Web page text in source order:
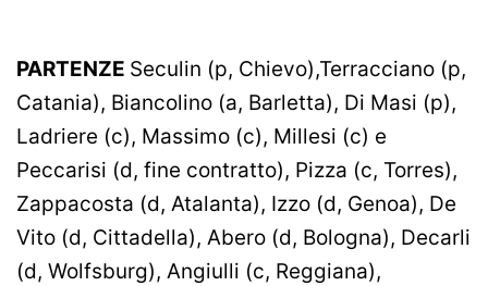
PARTENZE Seculin (p, Chievo),Terracciano (p,
Catania), Biancolino (a, Barletta), Di Masi (p),
Ladriere (c), Massimo (c), Millesi (c) e
Peccarisi (d, fine contratto), Pizza (c, Torres),
Zappacosta (d, Atalanta), Izzo (d, Genoa), De
Vito (d, Cittadella), Abero (d, Bologna), Decarli
(d, Wolfsburg), Angiulli (c, Reggiana),